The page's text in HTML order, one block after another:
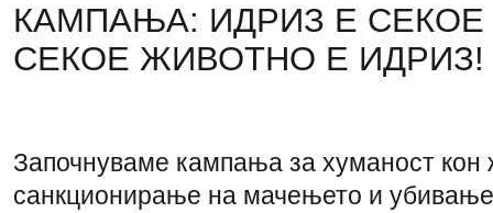
КАМПАЊА: ИДРИЗ Е
СЕКОЕ ЖИВОТНО Е ИДРИЗ!
Започнуваме кампања за хуманост кон
санкционирање на мачењето и